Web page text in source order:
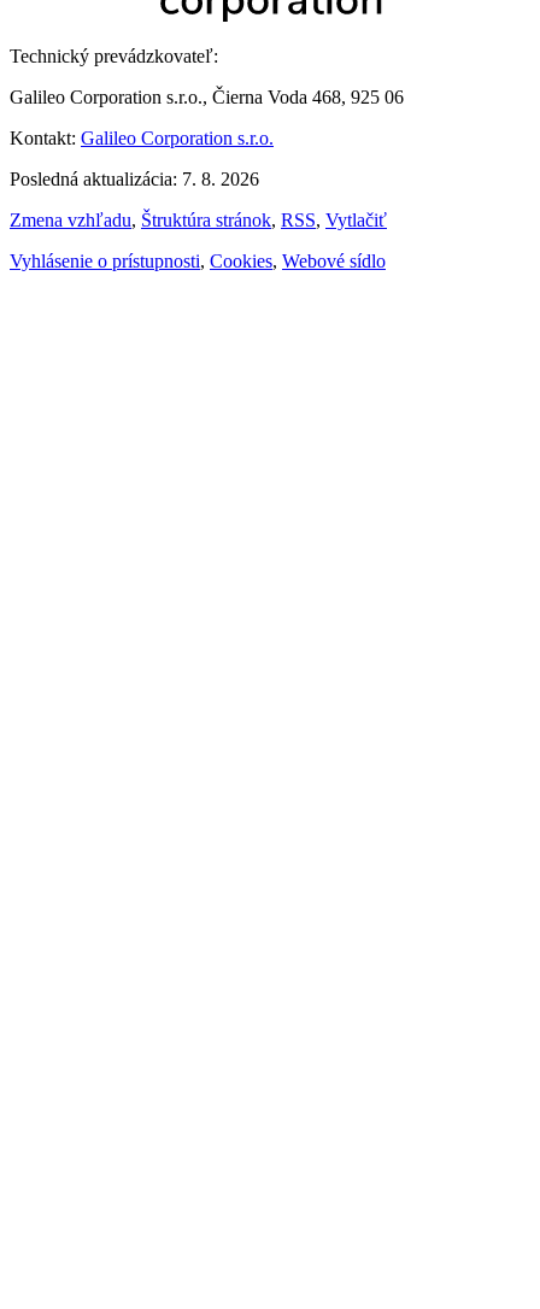
Technický prevádzkovateľ:
Galileo Corporation s.r.o., Čierna Voda 468, 925 06
Kontakt: Galileo Corporation s.r.o.
Posledná aktualizácia: 7. 8. 2026
Zmena vzhľadu, Štruktúra stránok, RSS, Vytlačiť
Vyhlásenie o prístupnosti, Cookies, Webové sídlo